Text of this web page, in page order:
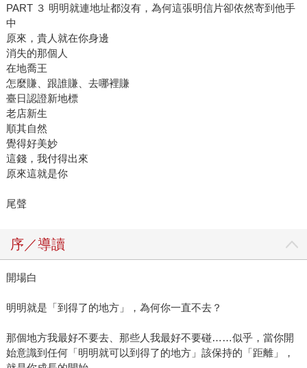
PART ３ 明明就連地址都沒有，為何這張明信片卻依然寄到他手
中
原來，貴人就在你身邊
消失的那個人
在地喬王
怎麼賺、跟誰賺、去哪裡賺
臺日認證新地標
老店新生
順其自然
覺得好美妙
這錢，我付得出來
原來這就是你
尾聲
序／導讀
開場白
明明就是「到得了的地方」，為何你一直不去？
那個地方我最好不要去、那些人我最好不要碰……似乎，當你開
始意識到任何「明明就可以到得了的地方」該保持的「距離」，